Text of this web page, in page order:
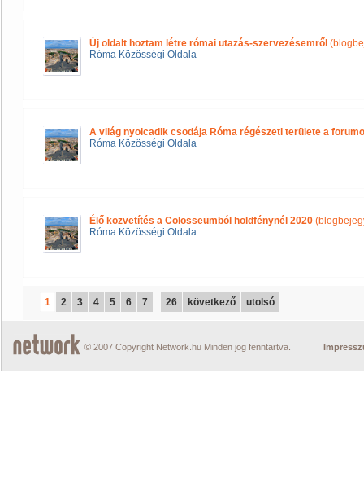
Új oldalt hoztam létre római utazás-szervezésemről
Róma Közösségi Oldala
A világ nyolcadik csodája Róma régészeti területe a
Róma Közösségi Oldala
Élő közvetítés a Colosseumból holdfénynél 2020
Róma Közösségi Oldala
1 2 3 4 5 6 7 ... 26 következő utolsó
© 2007 Copyright Network.hu Minden jog fenntartva.